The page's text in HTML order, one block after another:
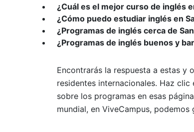
¿Cuál es el mejor curso de inglés
¿Cómo puedo estudiar inglés en
¿Programas de inglés cerca de
¿Programas de inglés buenos y
Encontrarás la respuesta a estas y
residentes internacionales. Haz
sobre los programas en esas
mundial, en ViveCampus,